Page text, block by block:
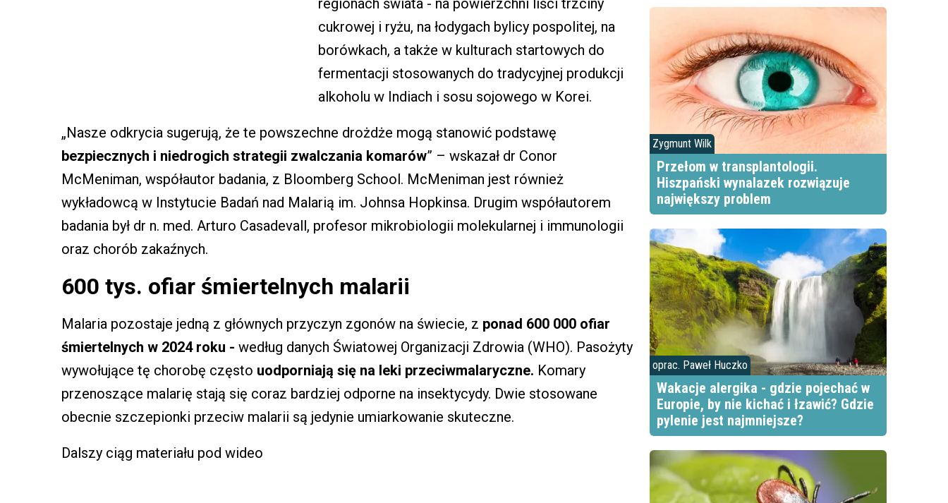
cukrowej i ryżu, na łodygach bylicy pospolitej, na
borówkach, a także w kulturach startowych do
fermentacji stosowanych do tradycyjnej produkcji
alkoholu w Indiach i sosu sojowego w Korei.
„Nasze odkrycia sugerują, że te powszechne drożdże mogą stanowić podstawę
bezpiecznych i niedrogich strategii zwalczania komarów” – wskazał dr Conor
McMeniman, współautor badania, z Bloomberg School. McMeniman jest również
wykładowcą w Instytucie Badań nad Malarią im. Johnsa Hopkinsa. Drugim współautorem
badania był dr n. med. Arturo Casadevall, profesor mikrobiologii molekularnej i immunologii
oraz chorób zakaźnych.
600 tys. ofiar śmiertelnych malarii
Malaria pozostaje jedną z głównych przyczyn zgonów na świecie, z ponad 600 000 ofiar
śmiertelnych w 2024 roku - według danych Światowej Organizacji Zdrowia (WHO). Pasożyty
wywołujące tę chorobę często uodporniają się na leki przeciwmalaryczne. Komary
przenoszące malarię stają się coraz bardziej odporne na insektycydy. Dwie stosowane
obecnie szczepionki przeciw malarii są jedynie umiarkowanie skuteczne.
Dalszy ciąg materiału pod wideo
Zygmunt Wilk
Przełom w transplantologii.
Hiszpański wynalazek rozwiązuje
największy problem
oprac. Paweł Huczko
Wakacje alergika - gdzie pojechać w
Europie, by nie kichać i łzawić? Gdzie
pylenie jest najmniejsze?